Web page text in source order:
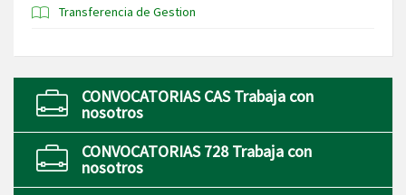
Transferencia de Gestion
CONVOCATORIAS CAS Trabaja con
nosotros
CONVOCATORIAS 728 Trabaja con
nosotros